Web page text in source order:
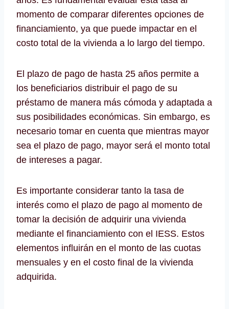
momento de comparar diferentes opciones de
financiamiento, ya que puede impactar en el
costo total de la vivienda a lo largo del tiempo.
El plazo de pago de hasta 25 años permite a
los beneficiarios distribuir el pago de su
préstamo de manera más cómoda y adaptada a
sus posibilidades económicas. Sin embargo, es
necesario tomar en cuenta que mientras mayor
sea el plazo de pago, mayor será el monto total
de intereses a pagar.
Es importante considerar tanto la tasa de
interés como el plazo de pago al momento de
tomar la decisión de adquirir una vivienda
mediante el financiamiento con el IESS. Estos
elementos influirán en el monto de las cuotas
mensuales y en el costo final de la vivienda
adquirida.